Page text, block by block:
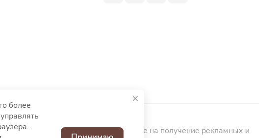
персональных данных
Согласие на получение рекламных и
более